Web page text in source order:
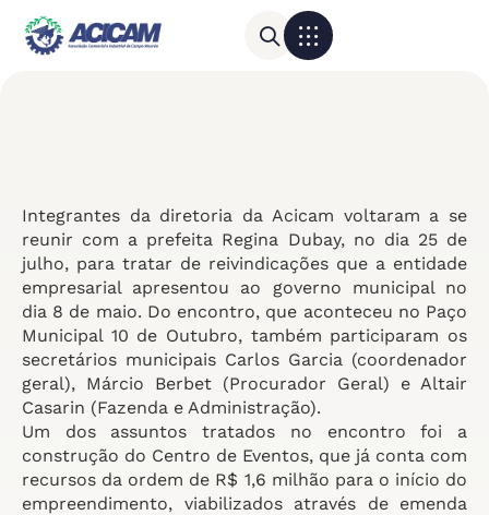
Integrantes da diretoria da Acicam voltaram a se
reunir com a prefeita Regina Dubay, no dia 25 de
julho, para tratar de reivindicações que a entidade
empresarial apresentou ao governo municipal no
dia 8 de maio. Do encontro, que aconteceu no Paço
Municipal 10 de Outubro, também participaram os
secretários municipais Carlos Garcia (coordenador
geral), Márcio Berbet (Procurador Geral) e Altair
Casarin (Fazenda e Administração).
Um dos assuntos tratados no encontro foi a
construção do Centro de Eventos, que já conta com
recursos da ordem de R$ 1,6 milhão para o início do
empreendimento, viabilizados através de emenda